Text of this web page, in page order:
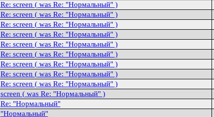
Re: screen ( was Re: "Hоpмальный" )
Re: screen ( was Re: "Hоpмальный" )
Re: screen ( was Re: "Hоpмальный" )
Re: screen ( was Re: "Hоpмальный" )
Re: screen ( was Re: "Hоpмальный" )
Re: screen ( was Re: "Hоpмальный" )
Re: screen ( was Re: "Hоpмальный" )
Re: screen ( was Re: "Hоpмальный" )
Re: screen ( was Re: "Hоpмальный" )
screen ( was Re: "Hоpмальный" )
Re: "Hоpмальный"
"Hоpмальный"